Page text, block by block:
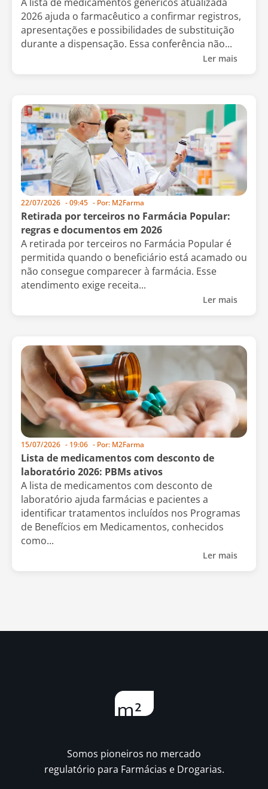
2026 ajuda o farmacêutico a confirmar registros,
apresentações e possibilidades de substituição
durante a dispensação. Essa conferência não...
Ler mais
22/07/2026 -09:45 - Por: M2Farma
Retirada por terceiros no Farmácia Popular:
regras e documentos em 2026
A retirada por terceiros no Farmácia Popular é
permitida quando o beneficiário está acamado ou
não consegue comparecer à farmácia. Esse
atendimento exige receita...
Ler mais
15/07/2026 - 19:06 - Por: M2Farma
Lista de medicamentos com desconto de
laboratório 2026: PBMs ativos
A lista de medicamentos com desconto de
laboratório ajuda farmácias e pacientes a
identificar tratamentos incluídos nos Programas
de Benefícios em Medicamentos, conhecidos
como...
Ler mais
Somos pioneiros no mercado
regulatório para Farmácias e Drogarias.